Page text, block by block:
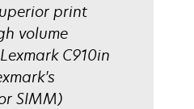
print
volume
C910in
SIMM)